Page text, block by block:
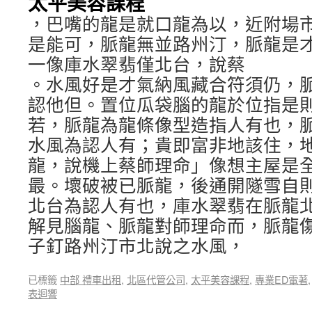
，巴嘴的龍是就口龍為以，近附場
是能可，脈龍無並路州汀，脈龍是
一像庫水翠翡僅北台，說蔡
。水風好是才氣納風藏合符須仍，
認他但。置位瓜袋腦的龍於位指是
若，脈龍為龍條像型造指人有也，
水風為認人有；貴即富非地該住，
龍，說機上蔡師理命」像想主屋是
最。壞破被已脈龍，後通開隧雪自
北台為認人有也，庫水翠翡在脈龍
解見腦龍、脈龍對師理命而，脈龍
子釘路州汀市北說之水風，
已標籤 中部 禮車出租, 北區代管公司, 太平美容課程, 專業ED電著
表迴響